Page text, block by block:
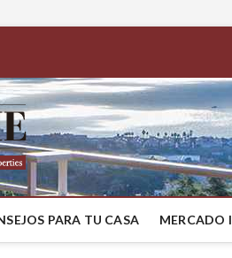
COMPRAR CASA EN EL MARESME
PARA TU CASA MERCADO